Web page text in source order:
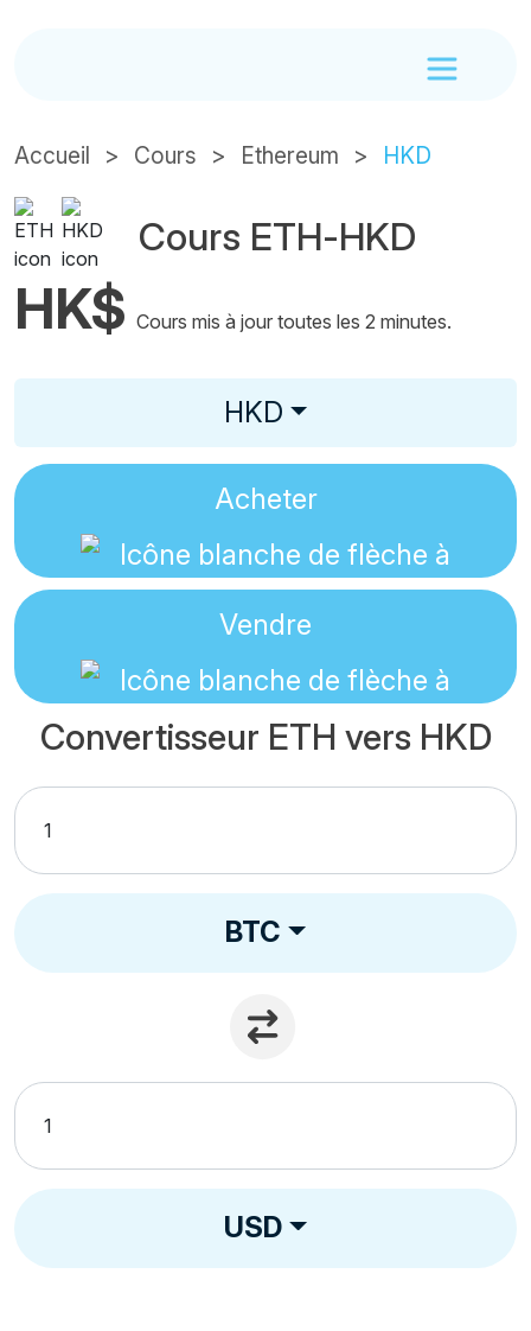
Accueil Cours Ethereum HKD
Cours ETH-HKD
HK$ Cours mis à jour toutes les 2 minutes.
HKD
Acheter
Vendre
Convertisseur ETH vers HKD
BTC
USD